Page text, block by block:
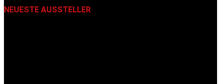
NEUESTE AUSSTELLER